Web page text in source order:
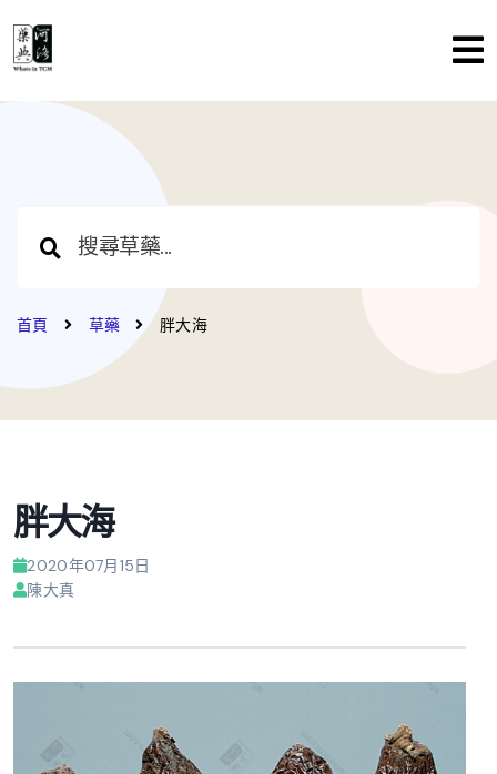
首頁 草藥 胖大海
胖大海
2020年07月15日
陳大真